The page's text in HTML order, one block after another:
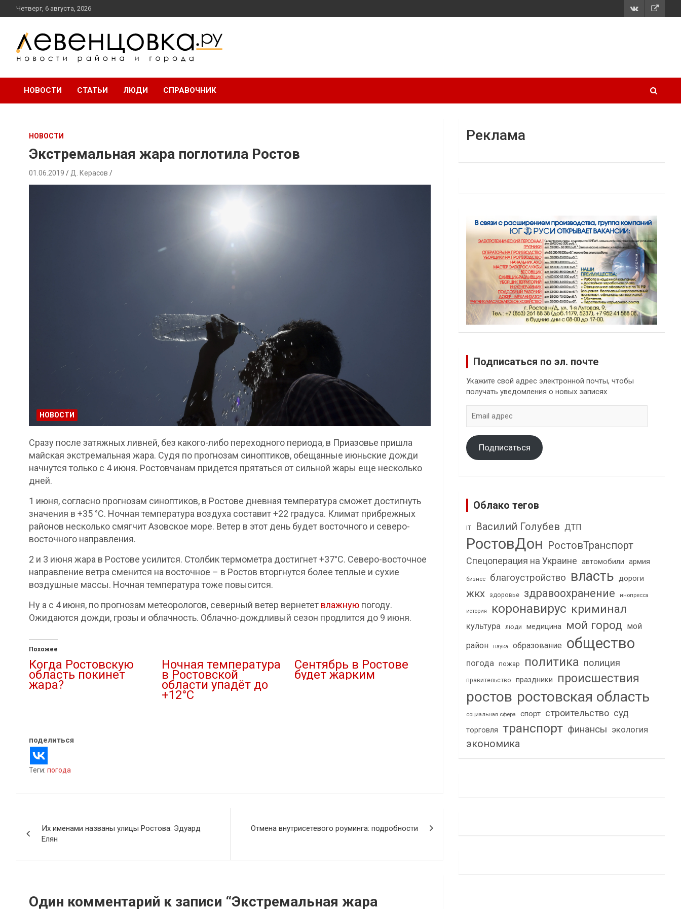
перейти
к
Четверг, 6 августа, 2026
Левенцовка Ру
НОВОСТИ СТАТЬИ ЛЮДИ СПРАВОЧНИК
НОВОСТИ
Экстремальная жара поглотила Ростов
01.06.2019 Д. Керасов
НОВОСТИ
Сразу после затяжных ливней, без какого-либо переходного периода, в Приазовье пришла
майская экстремальная жара. Судя по прогнозам синоптиков, обещанные июньские дожди
начнутся только с 4 июня. Ростовчанам придется прятаться от сильной жары еще несколько
дней.
1 июня, согласно прогнозам синоптиков, в Ростове дневная температура сможет достигнуть
значения в +35 °С. Ночная температура воздуха составит +22 градуса. Климат прибрежных
районов несколько смягчит Азовское море. Ветер в этот день будет восточного и северо-
восточного направления.
2 и 3 июня жара в Ростове усилится. Столбик термометра достигнет +37°С. Северо-восточное
направление ветра сменится на восточное – в Ростов вторгнутся более теплые и сухие
воздушные массы. Ночная температура тоже повысится.
Ну а с 4 июня, по прогнозам метеорологов, северный ветер вернетет влажную погоду.
Ожидаются дожди, грозы и облачность. Облачно-дождливый сезон продлится до 9 июня.
Похожее
Когда Ростовскую
область покинет
жара?
Ночная температура
в Ростовской
области упадёт до
+12°С
Сентябрь в Ростове
будет жарким
поделиться
Теги: погода
по
записям
Их именами названы улицы Ростова: Эдуард
Елян
Отмена внутрисетевого роуминга: подробности
Один комментарий к записи “Экстремальная жара
Реклама
Подписаться по эл. почте
Укажите свой адрес электронной почты, чтобы
получать уведомления о новых записях
адрес
Подписаться
Облако тегов
IT Василий Голубев ДТП
РостовДон РостовТранспорт
Спецоперация на Украине автомобили армия
бизнес благоустройство власть дороги
жкх здоровье здравоохранение инопресса
история коронавирус криминал
культура люди медицина мой город мой
район
наука образование общество
погода пожар политика полиция
правительство праздники происшествия
ростов ростовская область
социальная сфера спорт строительство суд
торговля транспорт финансы экология
экономика